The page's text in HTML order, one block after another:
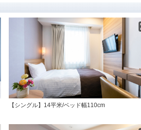
【シングル】14平米/ベッド幅110cm